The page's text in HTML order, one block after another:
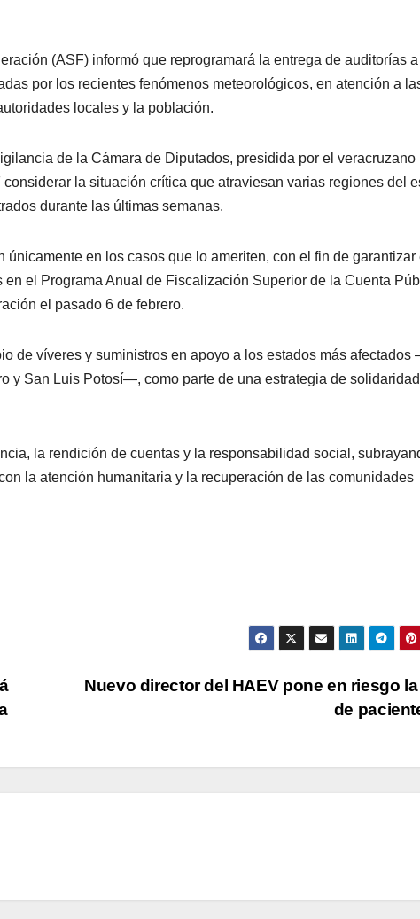
(ASF) informó que reprogramará la entrega de auditorías a
por los recientes fenómenos meteorológicos, en atención a
locales y la población.
de la Cámara de Diputados, presidida por el veracruzano
la situación crítica que atraviesan varias regiones del
durante las últimas semanas.
únicamente en los casos que lo ameriten, con el fin de garantizar
el Programa Anual de Fiscalización Superior de la Cuenta
el pasado 6 de febrero.
de víveres y suministros en apoyo a los estados más afectados
y San Luis Potosí—, como parte de una estrategia de solidaridad
la rendición de cuentas y la responsabilidad social,
la atención humanitaria y la recuperación de las comunidades
Nuevo director del HAEV pone en riesgo
de